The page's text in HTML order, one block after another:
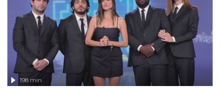
groviglio di dubbi mai chiariti. Nel corso dello speciale anche
l'intervista inedita a Olindo Romano, realizzata ne...
198 min